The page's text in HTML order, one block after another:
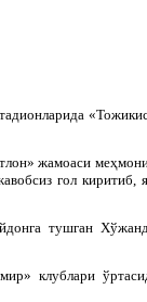
жамоаси
гол
тушган
клублари